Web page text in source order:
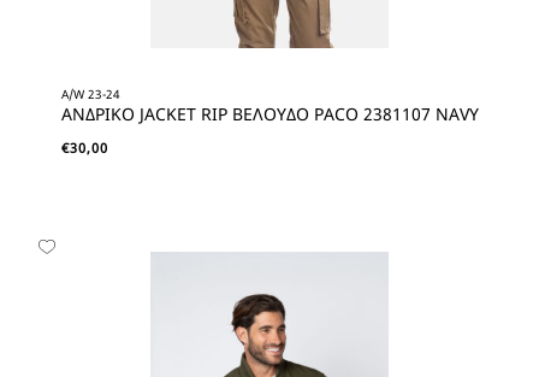
A/W 23-24
ΑΝΔΡΙΚΟ JACKET RIP ΒΕΛΟΥΔΟ PACO 2381107 NAVY
€30,00